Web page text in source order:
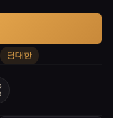
담대한